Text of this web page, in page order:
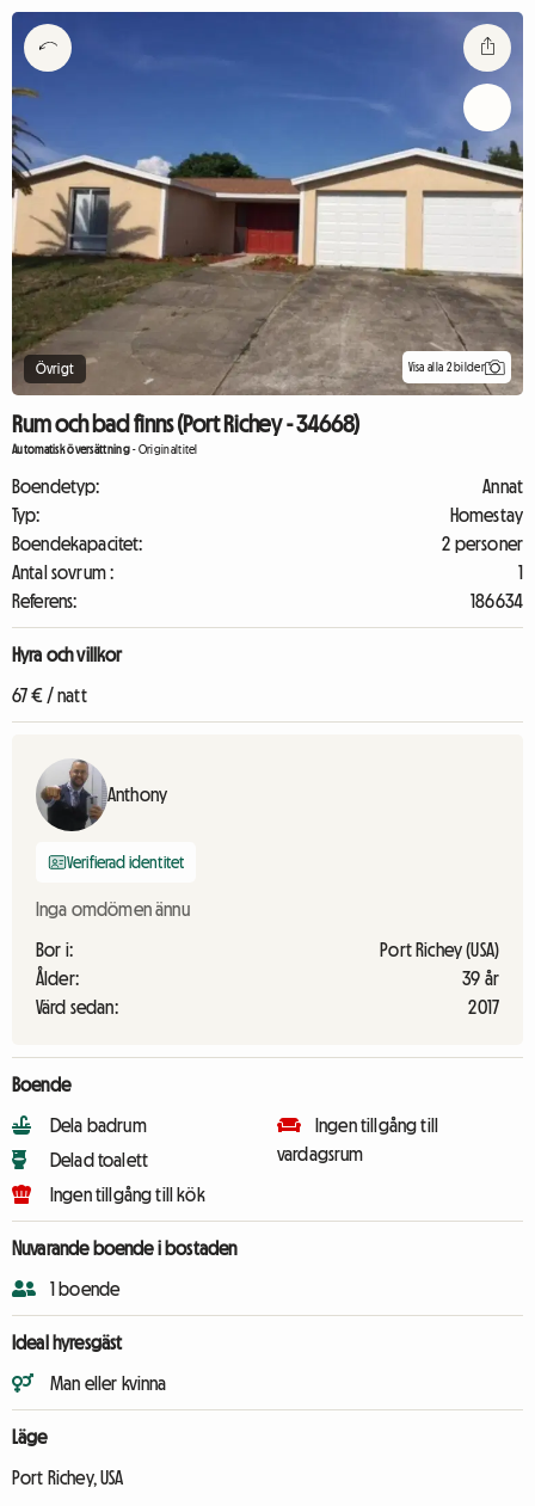
Övrigt Visa alla 2 bilder
Rum och bad finns (Port Richey - 34668)
Automatisk översättning-Originaltitel
Boendetyp:
Annat
Typ:
Homestay
Boendekapacitet:
2 personer
Antal sovrum :
1
Referens:
186634
Hyra och villkor
67 € / natt
Anthony
Verifierad identitet
Inga omdömen ännu
Bor i:
Port Richey (USA)
Ålder:
39 år
Värd sedan:
2017
Boende
Dela badrum
Delad toalett
Ingen tillgång till kök
Ingen tillgång till
vardagsrum
Nuvarande boende i bostaden
1 boende
Ideal hyresgäst
Man eller kvinna
Läge
Port Richey, USA